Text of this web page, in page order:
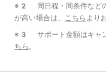
※2 同日程・同条件などの
が高い場合は、 こちら より
※3 サポート金額はキャ
ちら 。